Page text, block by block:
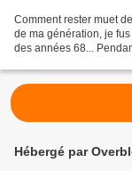
Comment rester muet
de ma génération, je
des années 68...
Hébergé par